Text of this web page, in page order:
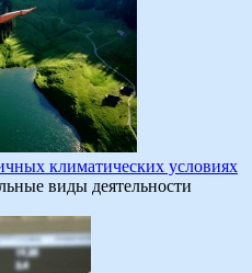
климатических условиях
виды деятельности